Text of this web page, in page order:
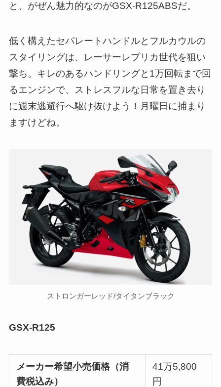
と、がぜん魅力的なのがGSX-R125ABSだ。
低く構えたセパレートハンドルとフルカウルの
スタイリングは、レーサーレプリカ世代を狙い
撃ち。キレのあるハンドリングと1万回転まで回
るエンジンで、ストレスフルな日常を置き去り
に週末逃避行へ駆け抜けよう！月曜日に捕まり
ますけどね。
ストロンガーレッド/タイタンブラック
GSX-R125
メーカー希望小売価格（消
費税込み）
41万5,800
円